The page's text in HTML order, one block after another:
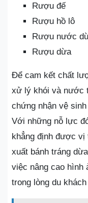
Rượu đế
Rượu hồ lô
Rượu nước
Rượu dừa
Để cam kết chất
xử lý khói và nước
chứng nhận vệ
Với những nỗ lực
khẳng định được vị
xuất bánh tráng
việc nâng cao hình
trong lòng du